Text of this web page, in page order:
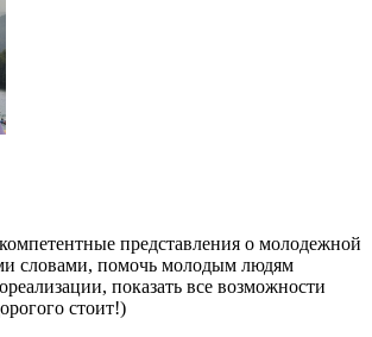
представления о молодежной
словами, помочь молодым людям
показать все возможности
стоит!)